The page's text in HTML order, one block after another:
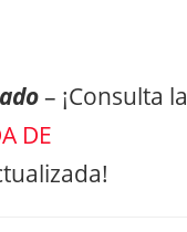
– ¡Consulta la
DE